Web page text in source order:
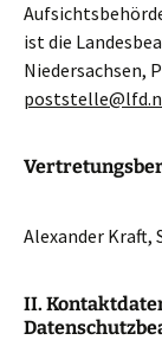
ist die
Niedersachsen,
Alexander Kraft,
II.